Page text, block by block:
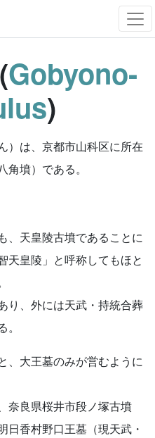
Gobyono-
)
）は、京都市山科区に所在
墳）である。
、天皇陵古墳であることに
天皇陵」と呼称してもほと
り、外には天武・持統合葬
、大王墓のみが営むように
奈良県桜井市段ノ塚古墳
日香村野口王墓（現天武・